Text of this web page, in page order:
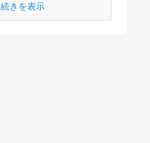
続きを表示